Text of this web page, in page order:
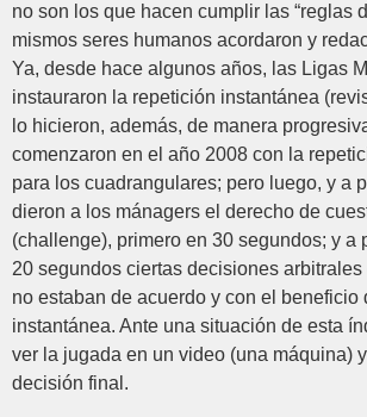
no son los que hacen cumplir las “reglas
mismos seres humanos acordaron y
Ya, desde hace algunos años, las Ligas
instauraron la repetición instantánea
lo hicieron, además, de manera
comenzaron en el año 2008 con la
para los cuadrangulares; pero luego, y a
dieron a los mánagers el derecho de
(challenge), primero en 30 segundos; y a
20 segundos ciertas decisiones
no estaban de acuerdo y con el beneficio
instantánea. Ante una situación de esta
ver la jugada en un video (una máquina)
decisión final.